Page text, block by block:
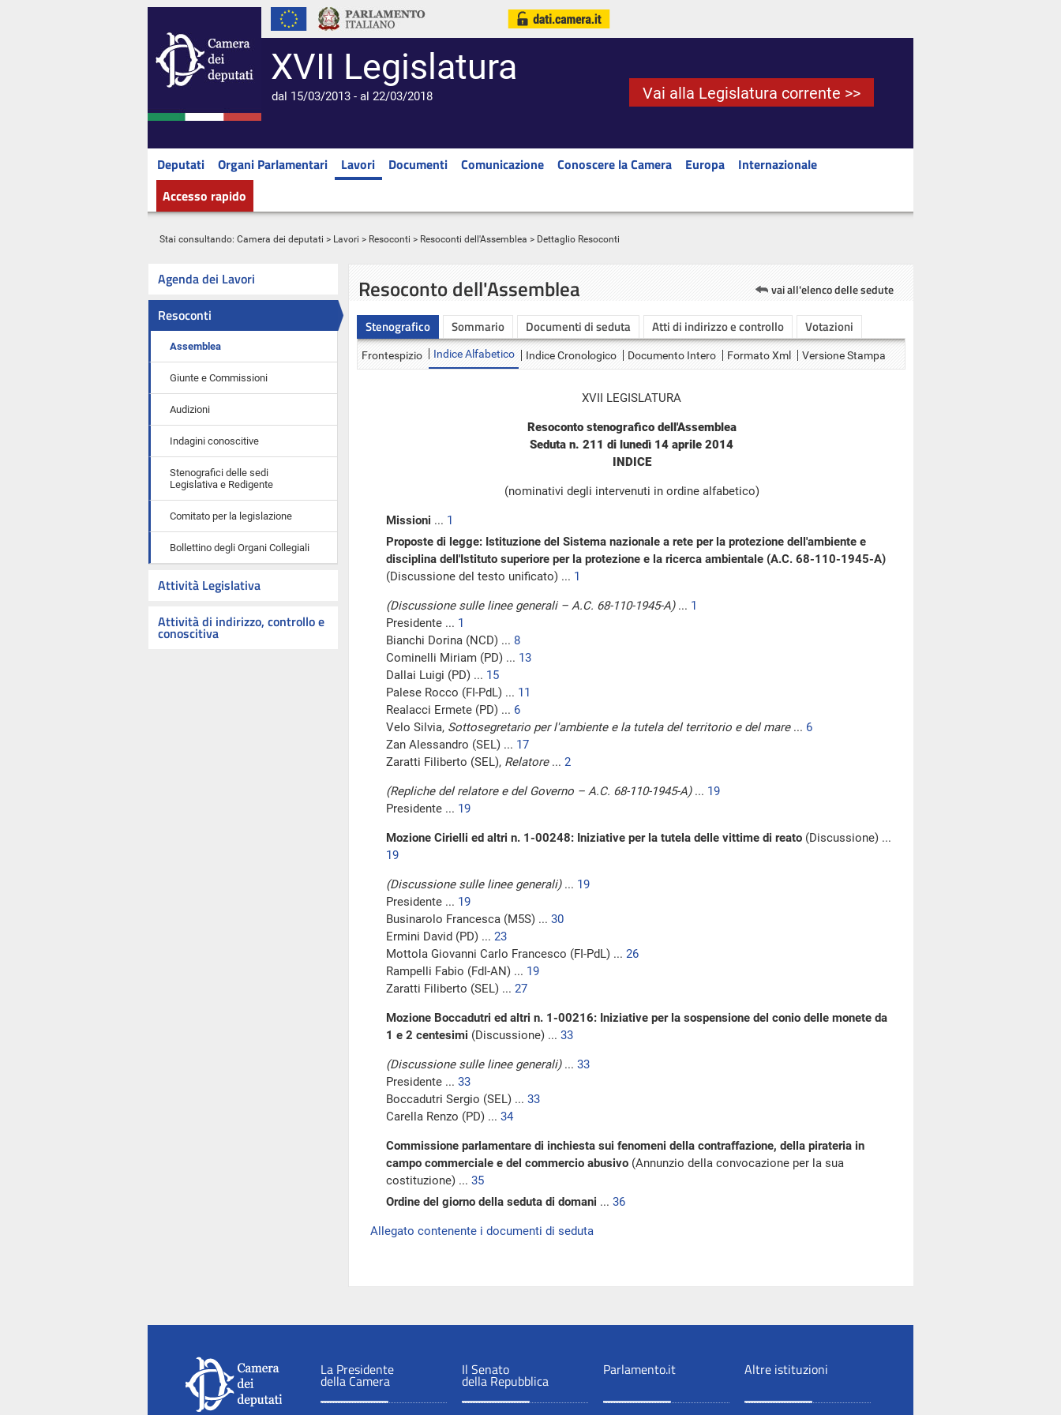
XVII Legislatura
dal 15/03/2013 - al 22/03/2018 Vai alla Legislatura corrente >>
Deputati Organi Parlamentari Lavori Documenti Comunicazione Conoscere la Camera Europa
Internazionale
Accesso rapido
Stai consultando: Camera dei deputati > Lavori > Resoconti > Resoconti dell'Assemblea > Dettaglio Resoconti
Agenda dei Lavori
Resoconti
Assemblea
Giunte e Commissioni
Audizioni
Indagini conoscitive
Stenografici delle sedi
Legislativa e Redigente
Comitato per la legislazione
Bollettino degli Organi Collegiali
Attività Legislativa
Attività di indirizzo, controllo e
conoscitiva
Resoconto dell'Assemblea vai all'elenco delle sedute
Stenografico Sommario Documenti di seduta Atti di indirizzo e controllo Votazioni
Frontespizio Indice Alfabetico Indice Cronologico Documento Intero Formato Xml Versione Stampa
XVII LEGISLATURA
Resoconto stenografico dell'Assemblea
Seduta n. 211 di lunedì 14 aprile 2014
INDICE
(nominativi degli intervenuti in ordine alfabetico)
Missioni ... 1
Proposte di legge: Istituzione del Sistema nazionale a rete per la protezione dell'ambiente e
disciplina dell'Istituto superiore per la protezione e la ricerca ambientale (A.C. 68-110-1945-A)
(Discussione del testo unificato) ... 1
(Discussione sulle linee generali – A.C. 68-110-1945-A)... 1
Presidente ... 1
Bianchi Dorina (NCD) ... 8
Cominelli Miriam (PD) ... 13
Dallai Luigi (PD) ... 15
Palese Rocco (FI-PdL) ... 11
Realacci Ermete (PD) ... 6
Velo Silvia, Sottosegretario per l'ambiente e la tutela del territorio e del mare... 6
Zan Alessandro (SEL) ... 17
Zaratti Filiberto (SEL), Relatore... 2
(Repliche del relatore e del Governo – A.C. 68-110-1945-A)... 19
Presidente ... 19
Mozione Cirielli ed altri n. 1-00248: Iniziative per la tutela delle vittime di reato (Discussione) ...
19
(Discussione sulle linee generali)... 19
Presidente ... 19
Businarolo Francesca (M5S) ... 30
Ermini David (PD) ... 23
Mottola Giovanni Carlo Francesco (FI-PdL) ... 26
Rampelli Fabio (FdI-AN) ... 19
Zaratti Filiberto (SEL) ... 27
Mozione Boccadutri ed altri n. 1-00216: Iniziative per la sospensione del conio delle monete da
1 e 2 centesimi (Discussione) ... 33
(Discussione sulle linee generali)... 33
Presidente ... 33
Boccadutri Sergio (SEL) ... 33
Carella Renzo (PD) ... 34
Commissione parlamentare di inchiesta sui fenomeni della contraffazione, della pirateria in
campo commerciale e del commercio abusivo (Annunzio della convocazione per la sua
costituzione) ... 35
Ordine del giorno della seduta di domani ... 36
Allegato contenente i documenti di seduta
La Presidente
della Camera
Il Senato
della Repubblica
Parlamento.it Altre istituzioni